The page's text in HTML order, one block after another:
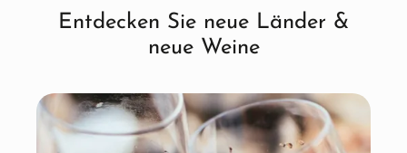
Entdecken Sie neue Länder &
neue Weine